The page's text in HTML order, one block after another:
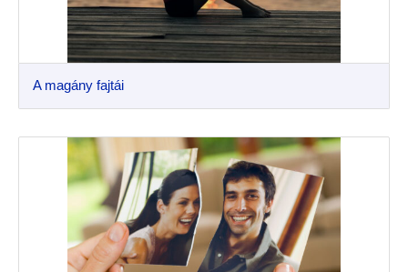
A magány fajtái